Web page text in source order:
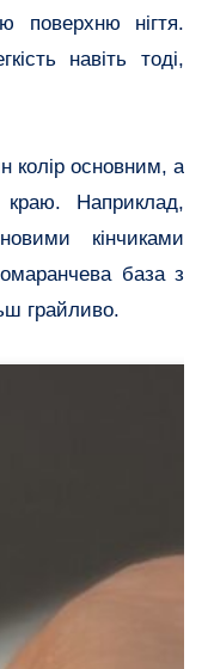
поверхню нігтя.
навіть тоді,
колір основним, а
Наприклад,
кінчиками
база з
грайливо.